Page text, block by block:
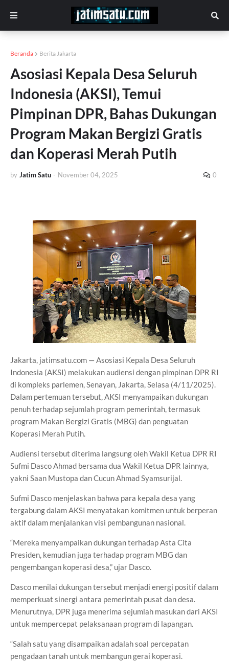
Beranda Berita Jakarta
Asosiasi Kepala Desa Seluruh
Indonesia (AKSI), Temui
Pimpinan DPR, Bahas Dukungan
Program Makan Bergizi Gratis
dan Koperasi Merah Putih
by Jatim Satu - November 04, 2025 0
Jakarta, jatimsatu.com — Asosiasi Kepala Desa Seluruh
Indonesia (AKSI) melakukan audiensi dengan pimpinan DPR RI
di kompleks parlemen, Senayan, Jakarta, Selasa (4/11/2025).
Dalam pertemuan tersebut, AKSI menyampaikan dukungan
penuh terhadap sejumlah program pemerintah, termasuk
program Makan Bergizi Gratis (MBG) dan penguatan
Koperasi Merah Putih.
Audiensi tersebut diterima langsung oleh Wakil Ketua DPR RI
Sufmi Dasco Ahmad bersama dua Wakil Ketua DPR lainnya,
yakni Saan Mustopa dan Cucun Ahmad Syamsurijal.
Sufmi Dasco menjelaskan bahwa para kepala desa yang
tergabung dalam AKSI menyatakan komitmen untuk berperan
aktif dalam menjalankan visi pembangunan nasional.
“Mereka menyampaikan dukungan terhadap Asta Cita
Presiden, kemudian juga terhadap program MBG dan
pengembangan koperasi desa,” ujar Dasco.
Dasco menilai dukungan tersebut menjadi energi positif dalam
memperkuat sinergi antara pemerintah pusat dan desa.
Menurutnya, DPR juga menerima sejumlah masukan dari AKSI
untuk mempercepat pelaksanaan program di lapangan.
“Salah satu yang disampaikan adalah soal percepatan
pengadaan tanah untuk membangun gerai koperasi.